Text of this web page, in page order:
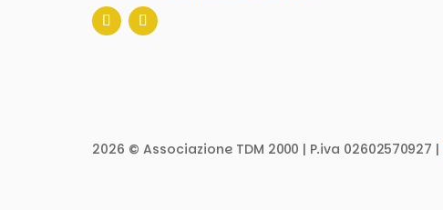
2026 © Associazione TDM 2000 | P.iva 02602570927 |